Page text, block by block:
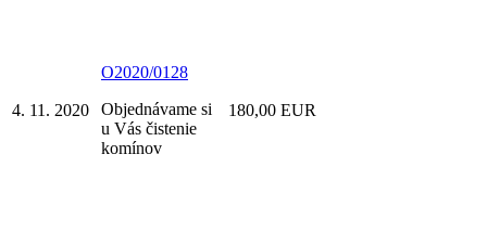
4. 11. 2020
O2020/0128
Objednávame si
u Vás čistenie
komínov
180,00 EUR